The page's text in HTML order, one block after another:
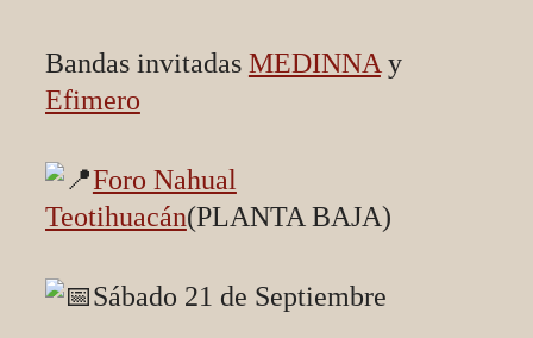
Bandas invitadas MEDINNA y
Efimero
Foro Nahual
Teotihuacán(PLANTA BAJA)
Sábado 21 de Septiembre